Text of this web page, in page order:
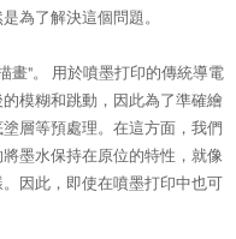
為了解決這個問題。
畫"。 用於噴墨打印的傳統導電
模糊和跳動，因此為了準確繪
層等預處理。在這方面，我們
墨水保持在原位的特性，就像
因此，即使在噴墨打印中也可